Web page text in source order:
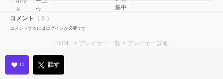
コメント （ 0 ）
コメントするにはログインが必要です
HOME > プレイヤー一覧 > プレイヤー詳細
11 話す